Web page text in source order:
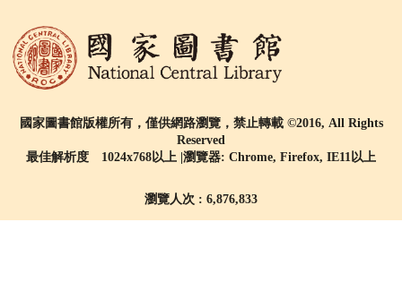
國家圖書館版權所有，僅供網路瀏覽，禁止轉載 ©2016, All Rights
Reserved
最佳解析度 1024x768以上 |瀏覽器: Chrome, Firefox, IE11以上
瀏覽人次 : 6,876,833